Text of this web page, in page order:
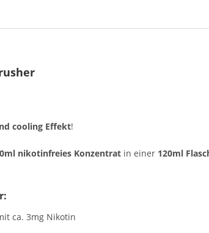
cooling Effekt!
nikotinfreies Konzentrat in einer 120ml
ca. 3mg Nikotin